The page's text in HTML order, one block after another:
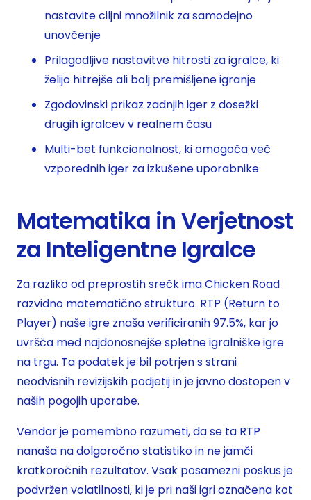
nastavite ciljni množilnik za samodejno
unovčenje
Prilagodljive nastavitve hitrosti za igralce, ki
želijo hitrejše ali bolj premišljene igranje
Zgodovinski prikaz zadnjih iger z dosežki
drugih igralcev v realnem času
Multi-bet funkcionalnost, ki omogoča več
vzporednih iger za izkušene uporabnike
Matematika in Verjetnost
za Inteligentne Igralce
Za razliko od preprostih srečk ima Chicken Road
razvidno matematično strukturo. RTP (Return to
Player) naše igre znaša verificiranih 97.5%, kar jo
uvršča med najdonosnejše spletne igralniške igre
na trgu. Ta podatek je bil potrjen s strani
neodvisnih revizijskih podjetij in je javno dostopen v
naših pogojih uporabe.
Vendar je pomembno razumeti, da se ta RTP
nanaša na dolgoročno statistiko in ne jamči
kratkoročnih rezultatov. Vsak posamezni poskus je
podvržen volatilnosti, ki je pri naši igri označena kot